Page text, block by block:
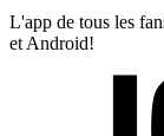
L'app de tous les
et Android!